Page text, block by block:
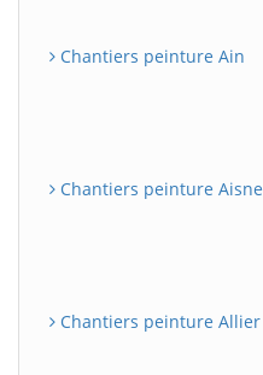
Chantiers peinture Ain
Chantiers peinture Aisne
Chantiers peinture Allier